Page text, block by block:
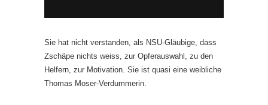
Sie hat nicht verstanden, als NSU-Gläubige, dass
Zschäpe nichts weiss, zur Opferauswahl, zu den
Helfern, zur Motivation. Sie ist quasi eine weibliche
Thomas Moser-Verdummerin.